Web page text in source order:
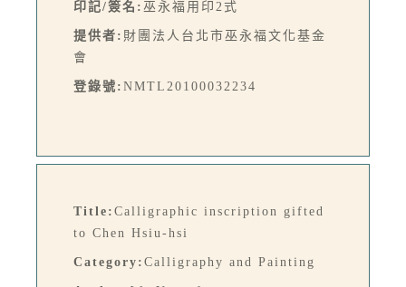
印記/簽名: 巫永福用印2式
提供者: 財團法人台北市巫永福文化基金
會
登錄號: NMTL20100032234
Title: Calligraphic inscription gifted
to Chen Hsiu-hsi
Category: Calligraphy and Painting